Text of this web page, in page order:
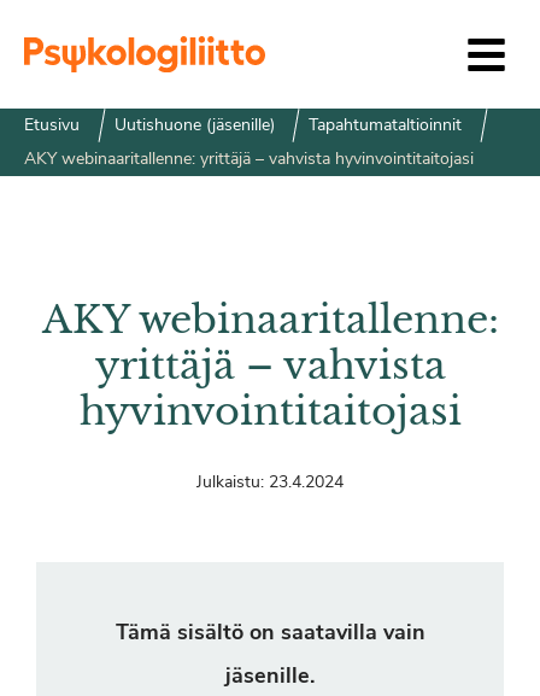
Etusivu Uutishuone (jäsenille)
Tapahtumataltioinnit
AKY webinaaritallenne: yrittäjä – vahvista hyvinvointitaitojasi
AKY webinaaritallenne:
yrittäjä – vahvista
hyvinvointitaitojasi
Julkaistu: 23.4.2024
Tämä sisältö on saatavilla vain
jäsenille.